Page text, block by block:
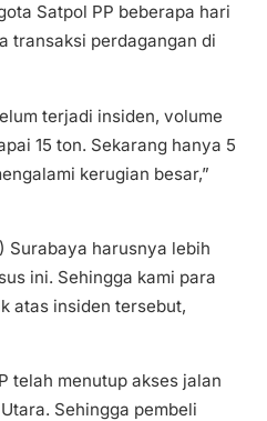
Satpol PP beberapa hari
transaksi perdagangan di
terjadi insiden, volume
15 ton. Sekarang hanya 5
kerugian besar,”
Surabaya harusnya lebih
ini. Sehingga kami para
atas insiden tersebut,
telah menutup akses jalan
Sehingga pembeli